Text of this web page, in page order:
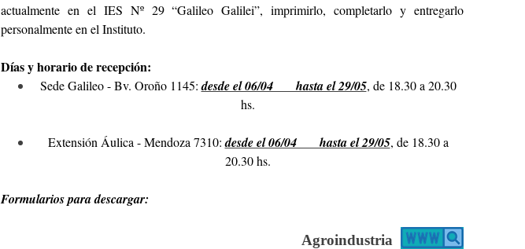
actualmente en el IES Nº 29 “Galileo Galilei”, imprimirlo, completarlo y entregarlo
personalmente en el Instituto.
Días y horario de recepción:
Sede Galileo - Bv. Oroño 1145:desde el 06/04 hasta el 29/05, de 18.30 a 20.30
hs.
Extensión Áulica - Mendoza 7310:desde el 06/04 hasta el 29/05, de 18.30 a
20.30 hs.
Formularios para descargar:
Agroindustria